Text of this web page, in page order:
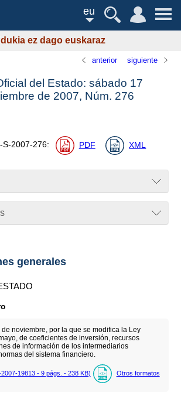
eu
ez dago euskaraz
anterior siguiente
del Estado: sábado 17
de 2007, Núm. 276
S-2007-276: PDF XML
generales
noviembre, por la que se modifica la Ley
de coeficientes de inversión, recursos
de información de los intermediarios
del sistema financiero.
19813 - 9 págs. - 238 KB) Otros formatos